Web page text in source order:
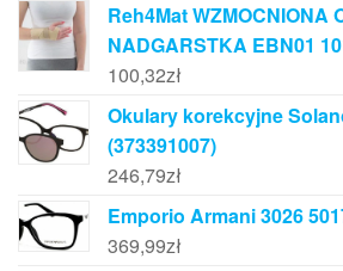
Reh4Mat WZMOCNIONA
NADGARSTKA EBN01
100,32zł
Okulary korekcyjne
(373391007)
246,79zł
Emporio Armani 3026
369,99zł